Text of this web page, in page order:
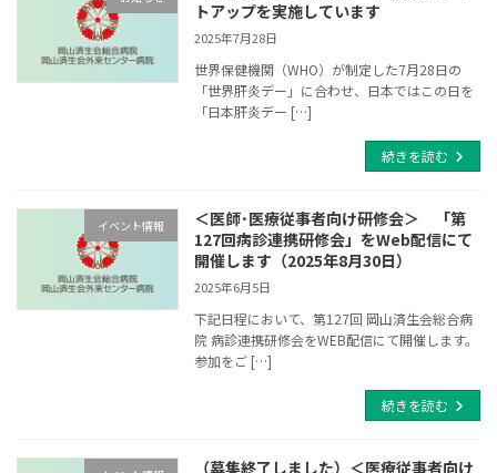
トアップを実施しています
2025年7月28日
世界保健機関（WHO）が制定した7月28日の
「世界肝炎デー」に合わせ、日本ではこの日を
「日本肝炎デー […]
続きを読む
イベント情報
＜医師･医療従事者向け研修会＞ 「第
127回病診連携研修会」をWeb配信にて
開催します（2025年8月30日）
2025年6月5日
下記日程において、第127回 岡山済生会総合病
院 病診連携研修会をWEB配信にて開催します。
参加をご […]
続きを読む
（募集終了しました）＜医療従事者向け